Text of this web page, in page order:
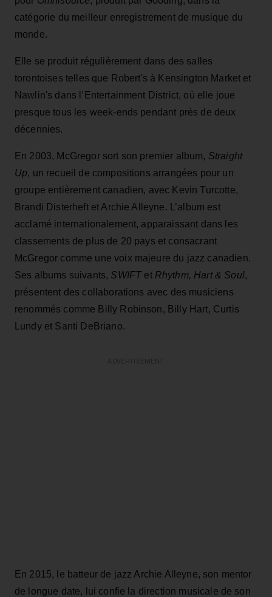
catégorie du meilleur enregistrement de musique du
monde.
Elle se produit régulièrement dans des salles
torontoises telles que Robert's à Kensington Market et
Nawlin's dans l’Entertainment District, où elle joue
presque tous les week-ends pendant près de deux
décennies.
En 2003, McGregor sort son premier album, Straight
Up, un recueil de compositions arrangées pour un
groupe entièrement canadien, avec Kevin Turcotte,
Brandi Disterheft et Archie Alleyne. L’album est
acclamé internationalement, apparaissant dans les
classements de plus de 20 pays et consacrant
McGregor comme une voix majeure du jazz canadien.
Ses albums suivants, SWIFTet Rhythm, Hart & Soul,
présentent des collaborations avec des musiciens
renommés comme Billy Robinson, Billy Hart, Curtis
Lundy et Santi DeBriano.
En 2015, le batteur de jazz Archie Alleyne, son mentor
de longue date, lui confie la direction musicale de son